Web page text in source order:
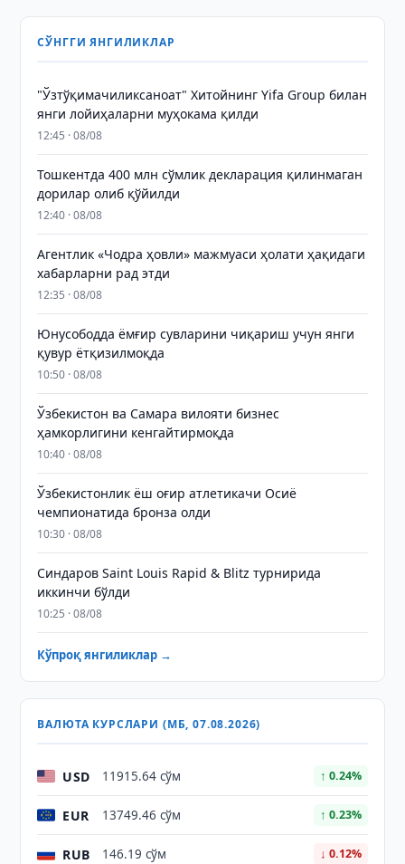
СЎНГГИ ЯНГИЛИКЛАР
"Ўзтўқимачиликсаноат" Хитойнинг Yifa Group билан
янги лойиҳаларни муҳокама қилди
12:45 · 08/08
Тошкентда 400 млн сўмлик декларация қилинмаган
дорилар олиб қўйилди
12:40 · 08/08
Агентлик «Чодра ҳовли» мажмуаси ҳолати ҳақидаги
хабарларни рад этди
12:35 · 08/08
Юнусободда ёмғир сувларини чиқариш учун янги
қувур ётқизилмоқда
10:50 · 08/08
Ўзбекистон ва Самара вилояти бизнес
ҳамкорлигини кенгайтирмоқда
10:40 · 08/08
Ўзбекистонлик ёш оғир атлетикачи Осиё
чемпионатида бронза олди
10:30 · 08/08
Синдаров Saint Louis Rapid & Blitz турнирида
иккинчи бўлди
10:25 · 08/08
Кўпроқ янгиликлар →
ВАЛЮТА КУРСЛАРИ (МБ, 07.08.2026)
USD 11915.64 сўм ↑ 0.24%
EUR 13749.46 сўм ↑ 0.23%
RUB 146.19 сўм ↓ 0.12%